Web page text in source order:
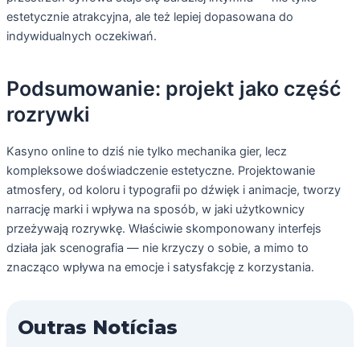
estetycznie atrakcyjna, ale też lepiej dopasowana do
indywidualnych oczekiwań.
Podsumowanie: projekt jako część
rozrywki
Kasyno online to dziś nie tylko mechanika gier, lecz
kompleksowe doświadczenie estetyczne. Projektowanie
atmosfery, od koloru i typografii po dźwięk i animacje, tworzy
narrację marki i wpływa na sposób, w jaki użytkownicy
przeżywają rozrywkę. Właściwie skomponowany interfejs
działa jak scenografia — nie krzyczy o sobie, a mimo to
znacząco wpływa na emocje i satysfakcję z korzystania.
Outras Notícias